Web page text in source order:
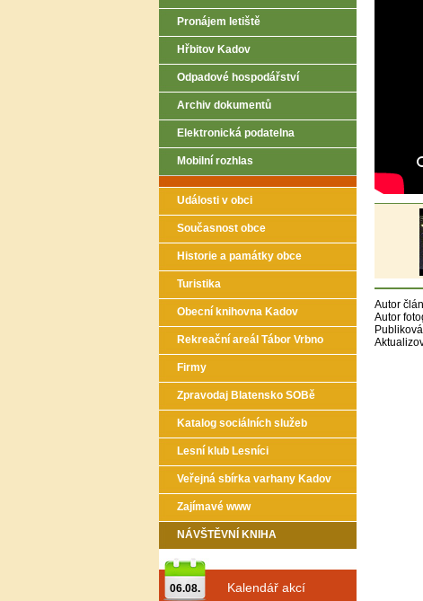
Autor
Autor
Pronájem letiště
Hřbitov Kadov
Odpadové hospodářství
Archiv dokumentů
Elektronická podatelna
Mobilní rozhlas
Události v obci
Současnost obce
Historie a památky obce
Turistika
Obecní knihovna Kadov
Rekreační areál Tábor Vrbno
Firmy
Zpravodaj Blatensko SOBě
Katalog sociálních služeb
Lesní klub Lesníci
Veřejná sbírka varhany Kadov
Zajímavé www
NÁVŠTĚVNÍ KNIHA
06.08. Kalendář akcí